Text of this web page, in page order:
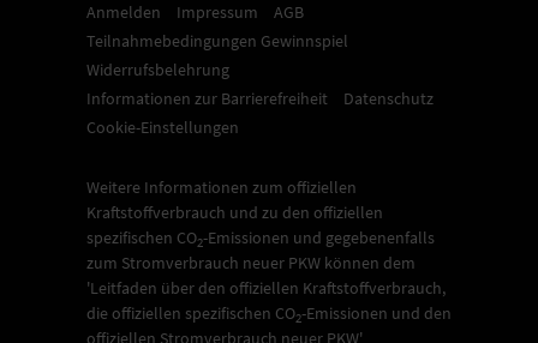
Anmelden Impressum
AGB
Teilnahmebedingungen Gewinnspiel
Widerrufsbelehrung
Informationen zur Barrierefreiheit
Datenschutz
Cookie-Einstellungen
Weitere Informationen zum offiziellen
Kraftstoffverbrauch und zu den offiziellen
spezifischen CO2-Emissionen und gegebenenfalls
zum Stromverbrauch neuer PKW können dem
'Leitfaden über den offiziellen Kraftstoffverbrauch,
die offiziellen spezifischen CO2-Emissionen und den